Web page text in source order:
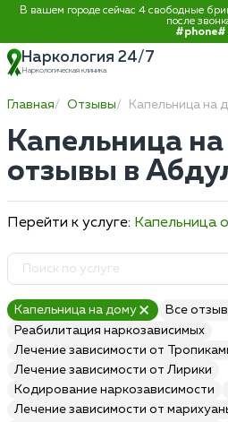
В вашем городе сейчас 4 свободные
после
#phone#
Наркология 24/7
Наркологическая клиника
Главная Отзывы Капельница на
Капельница
отзывы в
Перейти к услуге: Капельница
Капельница на дому
Все
Реабилитация наркозависимых
Лечение зависимости от
Лечение зависимости от Лирики
Кодирование наркозависимости
Лечение зависимости от